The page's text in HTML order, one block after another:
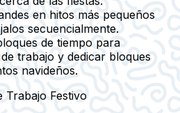
en hitos más pequeños
secuencialmente.
de tiempo para
trabajo y dedicar bloques
navideños.
Trabajo Festivo